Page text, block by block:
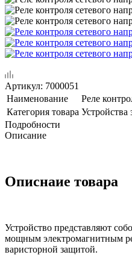
Артикул: 7000051
Наименование
Реле
Категория товара
Подробности
Описание
Описнаие товара
Устройство представляют
мощным электромагнитным
варисторной защитой.